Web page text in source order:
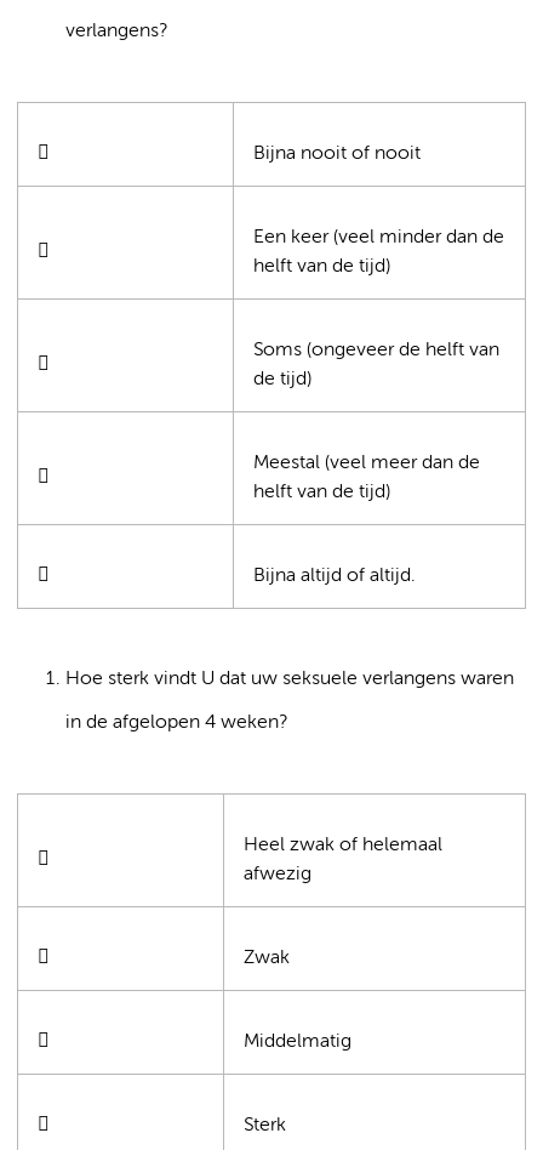
verlangens?
 Bijna nooit of nooit

Een keer (veel minder dan de
helft van de tijd)

Soms (ongeveer de helft van
de tijd)

Meestal (veel meer dan de
helft van de tijd)
 Bijna altijd of altijd.
Hoe sterk vindt U dat uw seksuele verlangens waren
in de afgelopen 4 weken?

Heel zwak of helemaal
afwezig
 Zwak
 Middelmatig
 Sterk